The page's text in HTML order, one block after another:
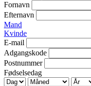
Fornavn
Efternavn
Mand
Kvinde
E-mail
Adgangskode
Postnummer
Fødselsedag